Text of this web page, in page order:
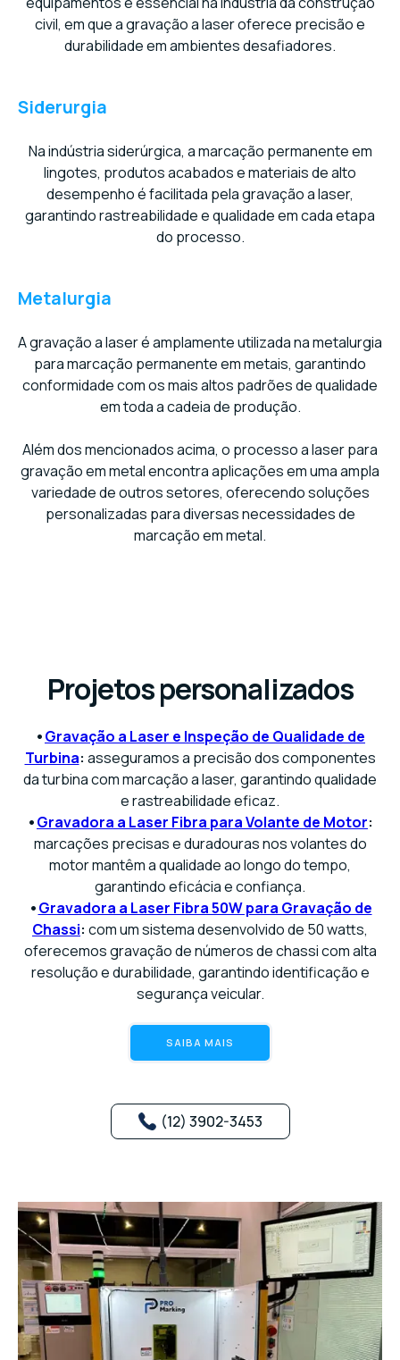
civil, em que a gravação a laser oferece precisão e
durabilidade em ambientes desafiadores.
Siderurgia
Na indústria siderúrgica, a marcação permanente em
lingotes, produtos acabados e materiais de alto
desempenho é facilitada pela gravação a laser,
garantindo rastreabilidade e qualidade em cada etapa
do processo.
Metalurgia
A gravação a laser é amplamente utilizada na metalurgia
para marcação permanente em metais, garantindo
conformidade com os mais altos padrões de qualidade
em toda a cadeia de produção.
Além dos mencionados acima, o processo a laser para
gravação em metal encontra aplicações em uma ampla
variedade de outros setores, oferecendo soluções
personalizadas para diversas necessidades de
marcação em metal.
Projetos personalizados
•Gravação a Laser e Inspeção de Qualidade de
Turbina: asseguramos a precisão dos componentes
da turbina com marcação a laser, garantindo qualidade
e rastreabilidade eficaz.
•Gravadora a Laser Fibra para Volante de Motor:
marcações precisas e duradouras nos volantes do
motor mantêm a qualidade ao longo do tempo,
garantindo eficácia e confiança.
•Gravadora a Laser Fibra 50W para Gravação de
Chassi: com um sistema desenvolvido de 50 watts,
oferecemos gravação de números de chassi com alta
resolução e durabilidade, garantindo identificação e
segurança veicular.
SAIBA MAIS
(12) 3902-3453